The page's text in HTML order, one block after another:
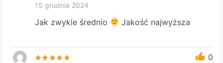
15 grudnia 2024
Jak zwykle średnio Jakość najwyższa
0